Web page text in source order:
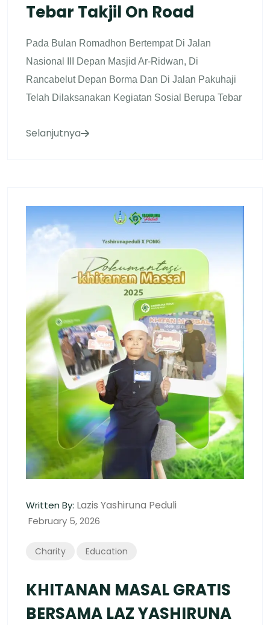
Tebar Takjil On Road
Pada Bulan Romadhon Bertempat Di Jalan
Nasional III Depan Masjid Ar-Ridwan, Di
Rancabelut Depan Borma Dan Di Jalan Pakuhaji
Telah Dilaksanakan Kegiatan Sosial Berupa Tebar
Selanjutnya
Written By: Lazis Yashiruna Peduli
February 5, 2026
Charity Education
KHITANAN MASAL GRATIS
BERSAMA LAZ YASHIRUNA